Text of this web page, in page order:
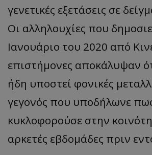
γενετικές εξετάσεις σε
Οι αλληλουχίες που
Ιανουάριο του 2020 από
επιστήμονες αποκάλυψαν
ήδη υποστεί φονικές
γεγονός που υποδήλωνε
κυκλοφορούσε στην
αρκετές εβδομάδες πριν